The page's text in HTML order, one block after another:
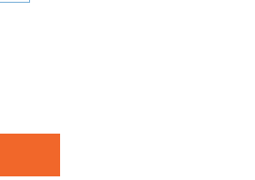
Strampler mit Einhorn-Applikation
Baby Strampler mit Einhorn-